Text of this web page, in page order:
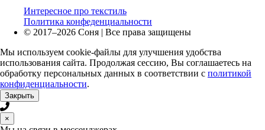
Интересное про текстиль
Политика конфеденциальности
© 2017–2026 Соня | Все права защищены
Мы используем cookie-файлы для улучшения удобства
использования сайта. Продолжая сессию, Вы соглашаетесь на
обработку персональных данных в соответствии с политикой
конфиденциальности.
Закрыть
×